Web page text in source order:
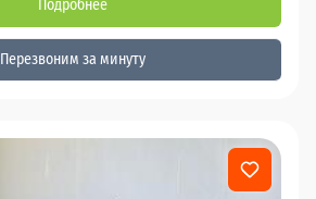
Подробнее
Перезвоним за минуту